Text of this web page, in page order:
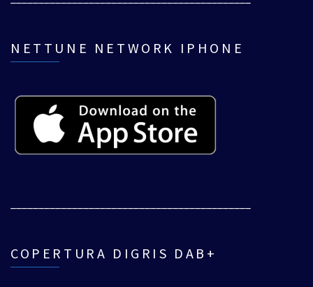
NETTUNE NETWORK IPHONE
COPERTURA DIGRIS DAB+